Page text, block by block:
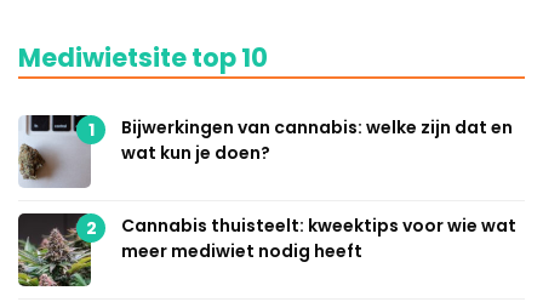
Mediwietsite top 10
1
Bijwerkingen van cannabis: welke zijn dat en
wat kun je doen?
2
Cannabis thuisteelt: kweektips voor wie wat
meer mediwiet nodig heeft